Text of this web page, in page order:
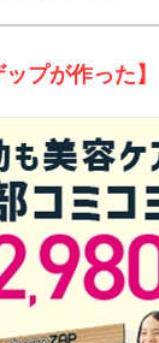
ップが作った】